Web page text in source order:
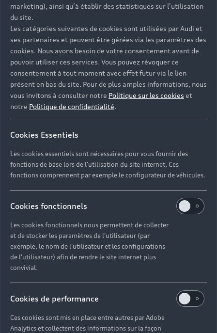
marketing), ainsi qu’à établir des statistiques sur l’utilisation
du site.
Les catégories suivantes de cookies sont utilisées par Audi et
ses partenaires et peuvent être gérées via les paramètres des
cookies. Nous avons besoin de votre consentement avant de
pouvoir utiliser ces services. Vous pouvez révoquer ce
consentement à tout moment avec effet futur via le lien
présent en bas du site. Pour de plus amples informations, nous
vous invitons à consulter notre Politique sur les cookies et
notre Politique de confidentialité.
Cookies Essentiels
Les cookies essentiels sont nécessaires pour vous fournir des
fonctions de base lors de l'utilisation du site internet. Ces
fonctions comprennent par exemple le configurateur de véhicules.
Cookies fonctionnels
Les cookies fonctionnels nous permettent de collecter
et de stocker les paramètres de l'utilisateur (par
exemple, le nom de l'utilisateur et les configurations
de l'utilisateur) afin de rendre le site internet plus
convivial.
Cookies de performance
Ces cookies sont mis en place entre autres par Adobe
Analytics et collectent des informations sur la façon